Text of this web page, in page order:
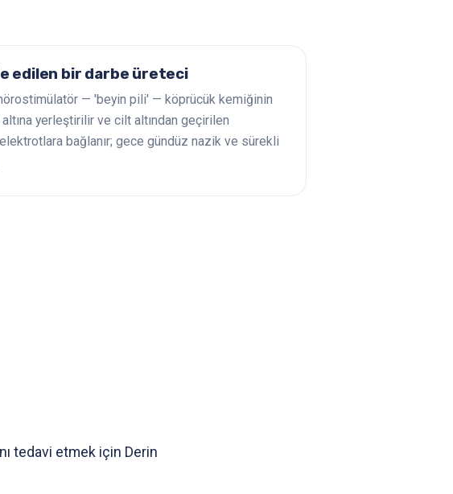
edilen bir darbe üreteci
— 'beyin pili' — köprücük kemiğinin
yerleştirilir ve cilt altından geçirilen
bağlanır; gece gündüz nazik ve sürekli
tedavi etmek için Derin